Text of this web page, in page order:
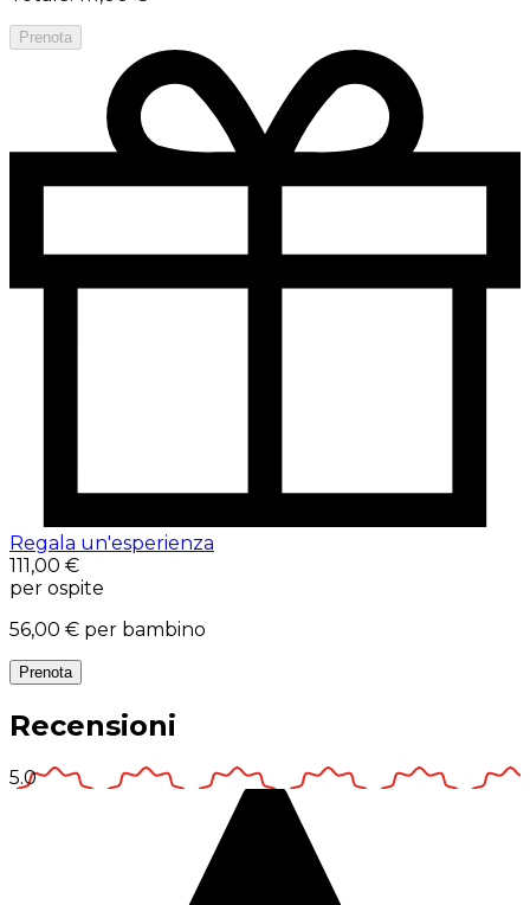
Prenota
Regala un'esperienza
111,00 €
per ospite
56,00 € per bambino
Prenota
Recensioni
5.0